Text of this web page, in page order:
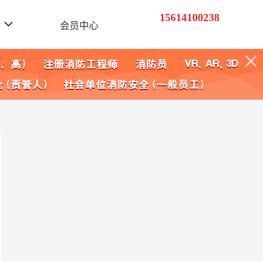
会员中心
15614100238